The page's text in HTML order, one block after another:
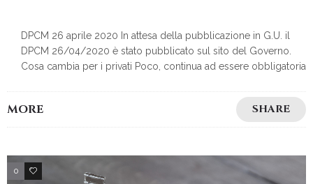
DPCM 26 aprile 2020 In attesa della pubblicazione in G.U. il
DPCM 26/04/2020 è stato pubblicato sul sito del Governo.
Cosa cambia per i privati Poco, continua ad essere obbligatoria
MORE SHARE
0 3